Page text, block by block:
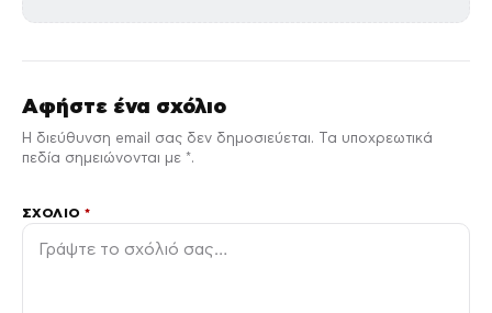
Αφήστε ένα σχόλιο
Η διεύθυνση email σας δεν δημοσιεύεται. Τα υποχρεωτικά
πεδία σημειώνονται με *.
ΣΧΌΛΙΟ*